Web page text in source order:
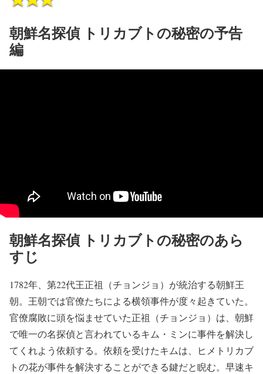
朝鮮名探偵 トリカブトの秘密の予告
編
朝鮮名探偵 トリカブトの秘密のあら
すじ
1782年、第22代王正祖（チョンジョ）が統治する朝鮮王
朝。王朝では官僚たちによる横領事件が度々起きていた。
官僚腐敗に頭を悩ませていた正祖（チョンジョ）は、朝鮮
で唯一の名探偵と言われているキム・ミンに事件を解決し
てくれよう依頼する。依頼を受けたキムは、ヒメトリカブ
トの花が事件を解決することができる鍵だと睨む。早速キ